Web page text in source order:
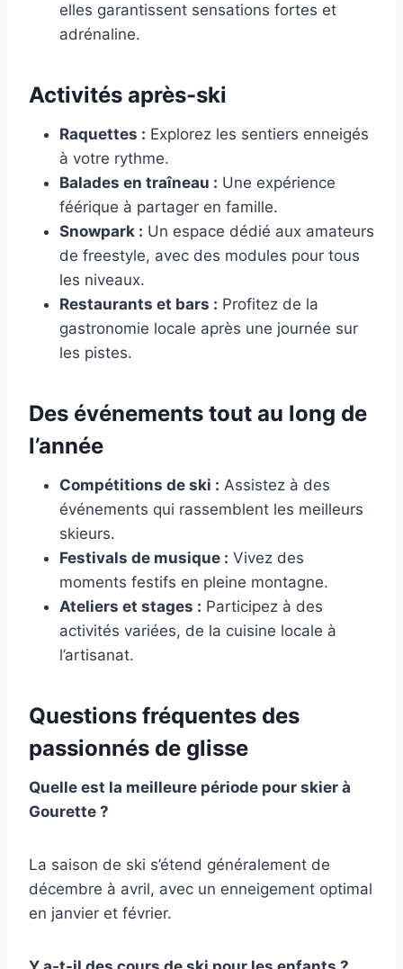
elles garantissent sensations fortes et
adrénaline.
Activités après-ski
Raquettes : Explorez les sentiers enneigés
à votre rythme.
Balades en traîneau : Une expérience
féérique à partager en famille.
Snowpark : Un espace dédié aux amateurs
de freestyle, avec des modules pour tous
les niveaux.
Restaurants et bars : Profitez de la
gastronomie locale après une journée sur
les pistes.
Des événements tout au long de
l’année
Compétitions de ski : Assistez à des
événements qui rassemblent les meilleurs
skieurs.
Festivals de musique : Vivez des
moments festifs en pleine montagne.
Ateliers et stages : Participez à des
activités variées, de la cuisine locale à
l’artisanat.
Questions fréquentes des
passionnés de glisse
Quelle est la meilleure période pour skier à
Gourette ?
La saison de ski s’étend généralement de
décembre à avril, avec un enneigement optimal
en janvier et février.